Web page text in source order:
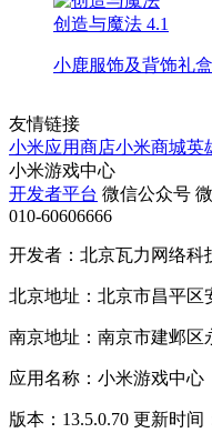
创造与魔法 4.1
小鹿服饰及背饰礼
友情链接
小米应用商店小米商城英
小米游戏中心
开发者平台 微信公众号
010-60606666
开发者：北京瓦力网络科
北京地址：北京市昌平区
南京地址：南京市建邺区
应用名称：小米游戏中心
版本：13.5.0.70 更新时间